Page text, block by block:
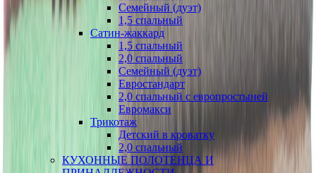
Семейный (дуэт)
1,5 спальный
Сатин-жаккард
1,5 спальный
2,0 спальный
Семейный (дуэт)
Евростандарт
2,0 спальный с европростыней
Евромакси
Трикотаж
Детский в кроватку
2,0 спальный
КУХОННЫЕ ПОЛОТЕНЦА И